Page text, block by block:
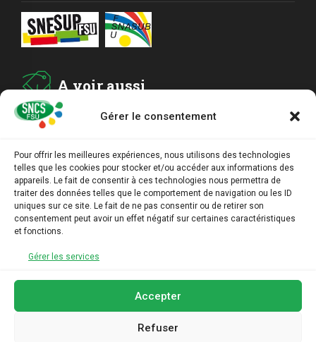
Gérer le consentement
Pour offrir les meilleures expériences, nous utilisons des technologies
telles que les cookies pour stocker et/ou accéder aux informations des
appareils. Le fait de consentir à ces technologies nous permettra de
traiter des données telles que le comportement de navigation ou les ID
uniques sur ce site. Le fait de ne pas consentir ou de retirer son
consentement peut avoir un effet négatif sur certaines caractéristiques
et fonctions.
Gérer les services
Accepter
Refuser
A voir aussi
ARCHIVES
AGENDA
LIENS UTILES